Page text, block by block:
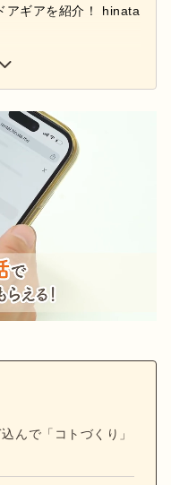
アギアを紹介！ hinata
カウント→
んで「コトづくり」